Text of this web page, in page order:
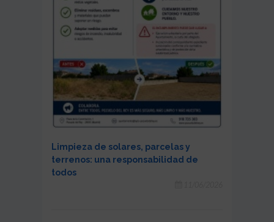
Limpieza de solares, parcelas y
terrenos: una responsabilidad de
todos